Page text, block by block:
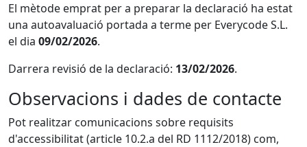
El mètode emprat per a preparar la declaració ha estat
una autoavaluació portada a terme per Everycode S.L.
el dia 09/02/2026.
Darrera revisió de la declaració: 13/02/2026.
Observacions i dades de contacte
Pot realitzar comunicacions sobre requisits
d'accessibilitat (article 10.2.a del RD 1112/2018) com,